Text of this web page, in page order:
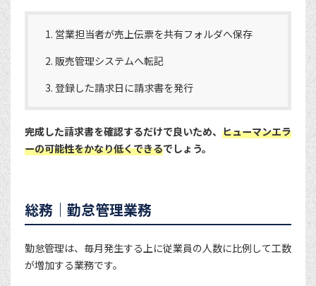
営業担当者が売上伝票を共有フォルダへ保存
販売管理システムへ転記
登録した請求日に請求書を発行
完成した請求書を確認するだけで良いため、 ヒューマンエラ
ーの可能性をかなり低くできるでしょう。
総務｜勤怠管理業務
勤怠管理は、毎月発生する上に従業員の人数に比例して工数
が増加する業務です。